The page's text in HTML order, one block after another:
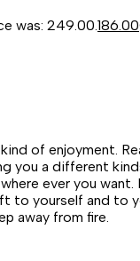
was: ₹249.00. 186.00
of enjoyment.
you a different
ever you want.
to yourself and to
away from fire.